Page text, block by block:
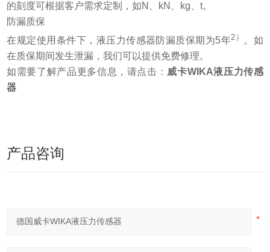
的刻度可根据客户需求定制，如N、kN、kg、t。
防漏质保
在规定使用条件下，液压力传感器防漏质保期为5年2）
。如
在质保期间发生泄漏，我们可以提供免费修理。
如需要了解产品更多信息，请点击： 威卡WIKA液压力传感
器
产品咨询